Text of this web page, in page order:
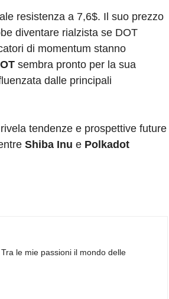
resistenza a 7,6$. Il suo prezzo
diventare rialzista se DOT
di momentum stanno
sembra pronto per la sua
dalle principali
rivela tendenze e prospettive future
Shiba Inu e Polkadot
le mie passioni il mondo delle